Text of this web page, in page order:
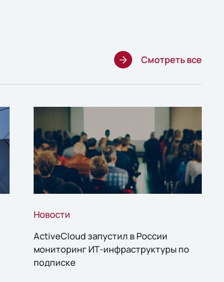
Смотреть все
Новости
ActiveCloud запустил в России
мониторинг ИТ-инфраструктуры по
подписке